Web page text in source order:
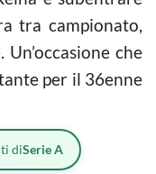
tra campionato,
che
per il 36enne
diSerie A